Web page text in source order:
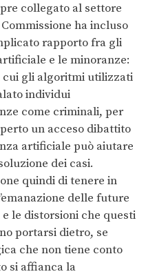
collegato al settore
ha incluso
rapporto fra gli
e le minoranze:
cui gli algoritmi utilizzati
individui
come criminali, per
un acceso dibattito
artificiale può aiutare
dei casi.
quindi di tenere in
delle future
le distorsioni che questi
portarsi dietro, se
che non tiene conto
si affianca la